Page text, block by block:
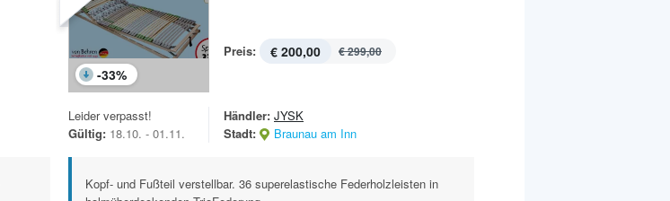
-33%
Preis: € 200,00 € 299,00
Leider verpasst!
Gültig: 18.10. - 01.11.
Händler: JYSK
Stadt:
Braunau am Inn
Kopf- und Fußteil verstellbar. 36 superelastische Federholzleisten in